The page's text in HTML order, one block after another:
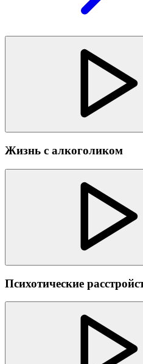
Жизнь с алкоголиком
Психотические